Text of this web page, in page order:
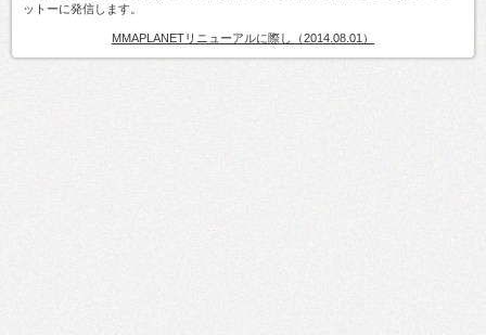
ットーに発信します。
MMAPLANETリニューアルに際し（2014.08.01）